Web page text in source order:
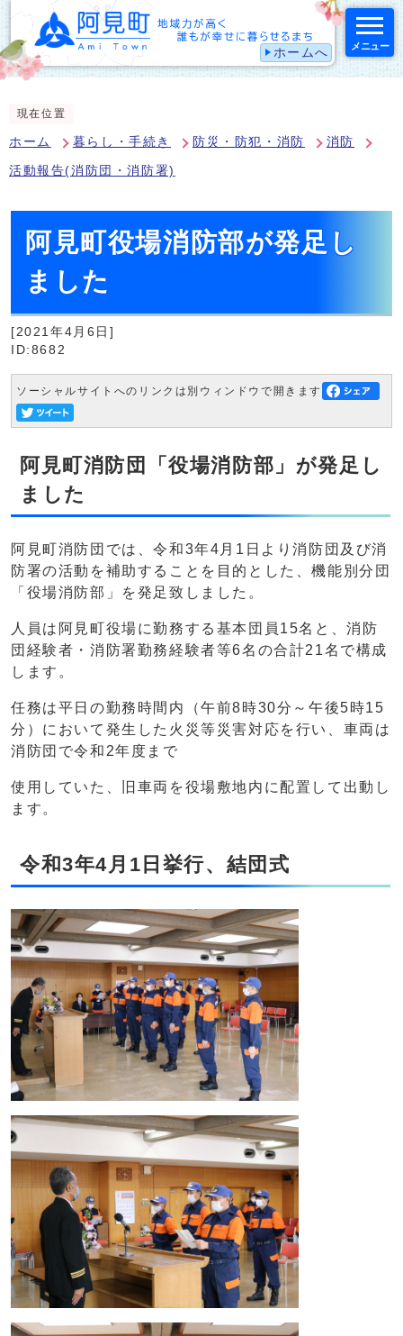
ホームへ メニュー
現在位置
ホーム 暮らし・手続き 防災・防犯・消防 消防
活動報告(消防団・消防署)
阿見町役場消防部が発足し
ました
[2021年4月6日]
ID:8682
ソーシャルサイトへのリンクは別ウィンドウで開きます
阿見町消防団「役場消防部」が発足し
ました
阿見町消防団では、令和3年4月1日より消防団及び消
防署の活動を補助することを目的とした、機能別分団
「役場消防部」を発足致しました。
人員は阿見町役場に勤務する基本団員15名と、消防
団経験者・消防署勤務経験者等6名の合計21名で構成
します。
任務は平日の勤務時間内（午前8時30分～午後5時15
分）において発生した火災等災害対応を行い、車両は
消防団で令和2年度まで
使用していた、旧車両を役場敷地内に配置して出動し
ます。
令和3年4月1日挙行、結団式